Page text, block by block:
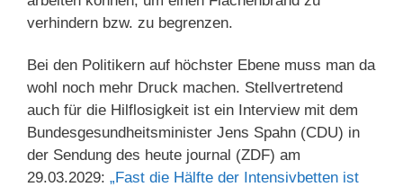
verhindern bzw. zu begrenzen.
Bei den Politikern auf höchster Ebene muss man da
wohl noch mehr Druck machen. Stellvertretend
auch für die Hilflosigkeit ist ein Interview mit dem
Bundesgesundheitsminister Jens Spahn (CDU) in
der Sendung des heute journal (ZDF) am
29.03.2029: „Fast die Hälfte der Intensivbetten ist